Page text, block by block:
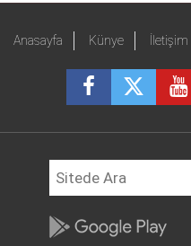
Anasayfa Künye İletişim